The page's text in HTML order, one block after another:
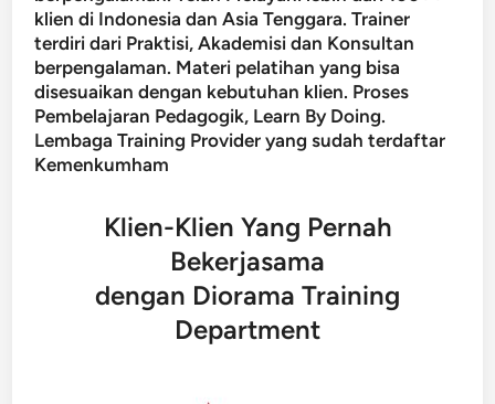
klien di Indonesia dan Asia Tenggara. Trainer
terdiri dari Praktisi, Akademisi dan Konsultan
berpengalaman. Materi pelatihan yang bisa
disesuaikan dengan kebutuhan klien. Proses
Pembelajaran Pedagogik, Learn By Doing.
Lembaga Training Provider yang sudah terdaftar
Kemenkumham
Klien-Klien Yang Pernah
Bekerjasama
dengan Diorama Training
Department